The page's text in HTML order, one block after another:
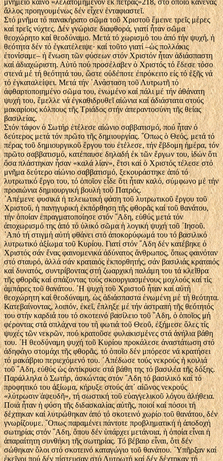
μνημεῖο καινό «λελατομημένον ἐκ πέτρας»218, στό ὁποῖο κανένας
ἄλλος προηγουμένως δέν εἶχεν ἐνταφιαστεῖ.
Στό μνῆμα τό πανακήρατο σῶμα τοῦ Χριστοῦ ἔμεινε τρεῖς μέρες
καί τρεῖς νύχτες. Δέν γνώρισε διαφθορά, γιατί ἦταν σῶμα
θεοχώρητο καί θεοδύναμο. Μετά τό χωρισμό του ἀπό τήν ψυχή, ἡ
θεότητα δέν τό ἐγκατέλειψε· καί τοῦτο γιατί –ὡς πολλάκις
ἐτονίσαμε– ἡ ἕνωση τῶν φύσεων στόν Χριστόν ἦταν ἀδιάσπαστη
καί ἀδιαχώριστη. Αὐτό πού προσέλαβεν ὁ Χριστός τό ἔδεσε τόσο
στενά μέ τή θεότητά του, ὥστε οὐδέποτε ἐπρόκειτο εἰς τό ἑξῆς νά
τό ἐγκαταλείψει. Μετά τήν ᾿Ανάσταση τοῦ Λυτρωτῆ τό
ἀφθαρτοποιημένο σῶμα του, ἑνωμένο καί πάλι μέ τήν ἀθάνατη
ψυχή του, ἔμελλε νά ἐγκαθιδρυθεῖ αἰώνια καί ἀδιάστατα στούς
μακαρίους κόλπους τῆς Τριάδος στήν ἀπεραντοσύνη τῆς θείας
βασιλείας.
Στόν τάφον ὁ Σωτήρ ἐτέλεσε αἰώνιο σαββατισμό, πού ἦταν ὁ
δεύτερος μετά τόν πρῶτο τῆς δημιουργίας. ῞Οπως ὁ Θεός, μετά τό
πέρας τοῦ δημιουργικοῦ ἔργου του ἐτέλεσε, τήν ἕβδομη ἡμέρα, τόν
πρῶτο σαββατισμό, κατέπαυσε δηλαδή ἐκ τῶν ἔργων του, ἰδών ὅτι
ὅσα πλάστηκαν ἦσαν «καλά λίαν», ἔτσι καί ὁ Χριστός τέλεσε στό
μνῆμα δεύτερο αἰώνιο σαββατισμό, ξεκουράστηκε ἀπό τό
λυτρωτικό ἔργο του, τό ὁποῖον εἶδε ὅτι ἦταν καλό, σύμφωνο μέ τήν
προαιώνια δημιουργική βουλή τοῦ Πατρός.
᾿Απέμενε φυσικά ἡ τελειωτική φάση τοῦ λυτρωτικοῦ ἔργου τοῦ
Χριστοῦ, ἡ πανηγυρική ἐκπόρθηση τῆς φθορᾶς καί τοῦ θανάτου,
τήν ὁποίαν ἐπραγματοποίησε στόν ῞Αδη, εὐθύς μετά τόν
ἀποχωρισμό της ἀπό τό ὑλικό σῶμα ἡ λογική ψυχή τοῦ ᾿Ιησοῦ.
᾿Από τή στιγμή αὐτή φθάνει στό ἀποκορύφωμά του τό βασιλικό
λυτρωτικό ἀξίωμα τοῦ Κυρίου. Γιατί στόν ῞Αδη δέν κατέβηκε ὁ
Χριστός σάν ἕνας φαινομενικά ἀδύνατος ἄνθρωπος, ὅπως φαινόταν
στό σταυρό, ἀλλά σάν κραταιός ἐκπορθητής, σάν βασιλιάς κραταιός
καί δυνατός, συντρίβοντας στή ζωαρχική παλάμη του τά κλεῖθρα
τῆς φθορᾶς καί σπάζοντας τούς σκουργιασμένους μοχλούς καί τίς
ἀμπάρες τοῦ θανάτου. ῾Η ψυχή τοῦ Χριστοῦ ἦταν καί αὐτή
θεοχώρητη καί θεοδύναμη, ὡς ἀδιάσπαστα ἑνωμένη μέ τή θεότητα.
Κατεβαίνοντας, λοιπόν, ἐκεῖ, ἔπληξε μέ τήν ἀστραπή τῆς θεότητός
του στήν καρδιά του τό σκοτεινό βασίλειο τοῦ ῞Αδη, ὁ ὁποῖος μή
φέροντας στά σπλάχνα του τή φωτιά τοῦ Θεοῦ, ἐξήμεσε ὅλες τίς
ψυχές τῶν νεκρῶν, πού κρατοῦσε φυλακισμένες στά ἀνήλια βάθη
του. ῾Η θεοδύναμη ψυχή τοῦ Κυρίου προκάλεσε ἀναστάτωση στό
ἀδηφάγο στομάχι τῆς φθορᾶς, τό ὁποῖο δέν μπόρεσε νά κρατήσει
τό μακάβριο περιεχόμενό του. ᾿Απέδωσε τούς νεκρούς ἡ κοιλιά
τοῦ ῞Αδη, εὐθύς ὡς ἀντίκρυσε στά βάθη της τό βασιλέα τῆς δόξης.
Παράλληλα ὁ Σωτήρ, ἀσκώντας στόν ῞Αδη τό βασιλικό καί τό
προφητικό του ἀξίωμα, κήρυξε στούς ἀπ᾿ αἰῶνος νεκρούς
«λύτρωσιν ἀψευδῆ», τή σωστική τοῦ εὐαγγελικοῦ λόγου ἀλήθεια.
Ποιά ἦταν ἡ φύση τῆς διδασκαλίας αὐτῆς, ποιοί καί πόσοι τή
δέχτηκαν καί λυτρώθηκαν ἀπό τό σκοτεινό χωρίο τοῦ θανάτου, δέν
γνωρίζουμε. ῞Οπως παραμένει πάντοτε προβληματική ἡ ἀποδοχή
σωτηρίας στόν ῞Αδη, ὅπου δέν ὑπάρχει μετάνοια, ἡ ὁποία εἶναι ἡ
ἀπαραίτητη συνθήκη τῆς σωτηρίας. Τό βέβαιο εἶναι, ὅτι δέν
σώθηκαν ὅλοι στό σκοτεινό καταγώγιο τοῦ θανάτου. ῾Υπῆρξαν καί
ἐκεῖνοι πού δέν πίστευσαν στό Λυτρωτή καί δέν δέχτηκαν τή